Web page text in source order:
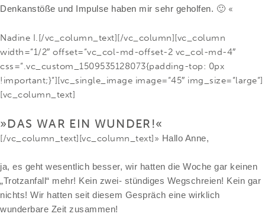
Denkanstöße und Impulse haben mir sehr geholfen. 🙂 «
Nadine I.[/vc_column_text][/vc_column][vc_column
width=“1/2″ offset=“vc_col-md-offset-2 vc_col-md-4″
css=“.vc_custom_1509535128073{padding-top: 0px
!important;}“][vc_single_image image=“45″ img_size=“large“]
[vc_column_text]
»DAS WAR EIN WUNDER!«
[/vc_column_text][vc_column_text]» Hallo Anne,
ja, es geht wesentlich besser, wir hatten die Woche gar keinen
„Trotzanfall“ mehr! Kein zwei- stündiges Wegschreien! Kein gar
nichts! Wir hatten seit diesem Gespräch eine wirklich
wunderbare Zeit zusammen!